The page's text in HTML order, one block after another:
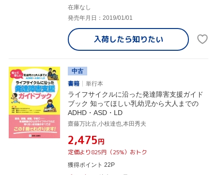
在庫なし
発売年月日：2019/01/01
入荷したら知りたい
中古
書籍
単行本
ライフサイクルに沿った発達障害支援ガイド
ブック 知ってほしい乳幼児から大人までの
ADHD・ASD・LD
齋藤万比古,小枝達也,本田秀夫
¥2,475円
定価より825円（25%）おトク
獲得ポイント 22P